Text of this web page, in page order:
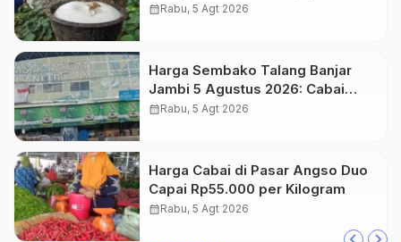
calendar_monthRabu, 5 Agt 2026
Harga Sembako Talang Banjar
Jambi 5 Agustus 2026: Cabai
Rawit Merah Naik Jadi Rp55 Ribu
calendar_monthRabu, 5 Agt 2026
Harga Cabai di Pasar Angso Duo
Capai Rp55.000 per Kilogram
calendar_monthRabu, 5 Agt 2026